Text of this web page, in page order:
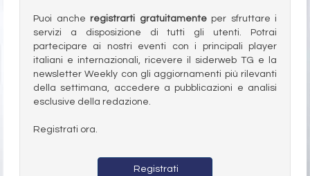
Puoi anche registrarti gratuitamenteper sfruttare i
servizi a disposizione di tutti gli utenti. Potrai
partecipare ai nostri eventi con i principali player
italiani e internazionali, ricevere il siderweb TG e la
newsletter Weekly con gli aggiornamenti più rilevanti
della settimana, accedere a pubblicazioni e analisi
esclusive della redazione.
Registrati ora.
Registrati